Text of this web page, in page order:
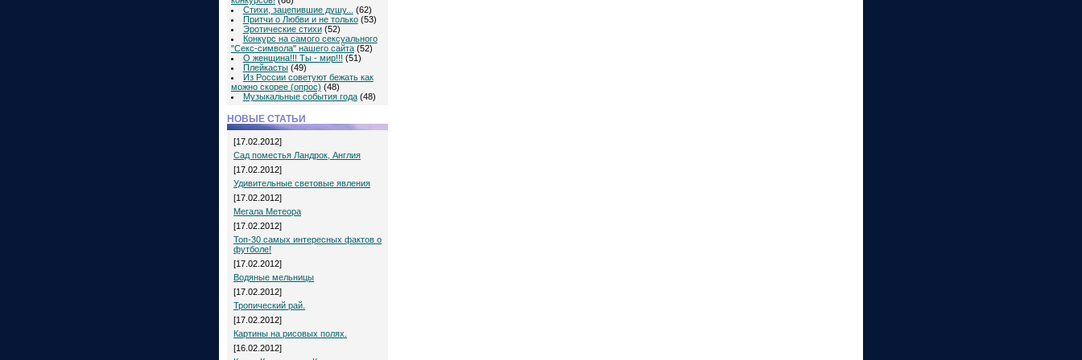
Стихи, зацепившие душу...
(62)
Притчи о Любви и не только (53)
Эротические стихи (52)
Конкурс на самого сексуального
"Секс-символа" нашего сайта (52)
О женщина!!! Ты - мир!!! (51)
Плейкасты (49)
Из России советуют бежать как
можно скорее (опрос) (48)
Музыкальные события года (48)
НОВЫЕ СТАТЬИ
[17.02.2012]
Сад поместья Ландрок, Англия
[17.02.2012]
Удивительные световые явления
[17.02.2012]
Мегала Метеора
[17.02.2012]
Топ-30 самых интересных фактов о
футболе!
[17.02.2012]
Водяные мельницы
[17.02.2012]
Тропический рай.
[17.02.2012]
Картины на рисовых полях.
[16.02.2012]